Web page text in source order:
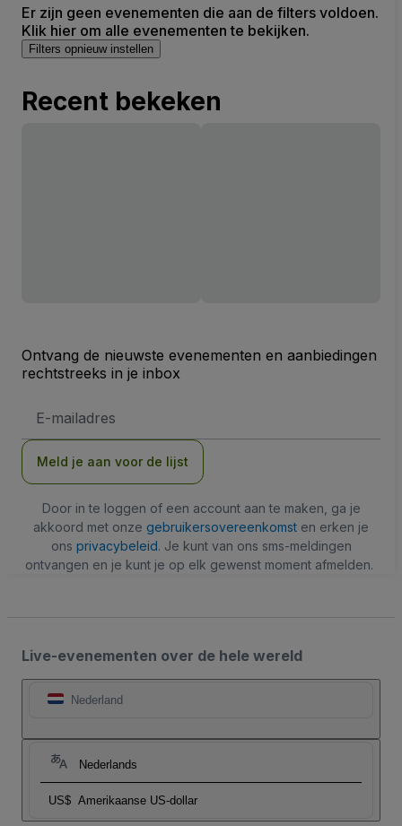
Er zijn geen evenementen die aan de filters voldoen.
Klik hier om alle evenementen te bekijken.
Filters opnieuw instellen
Recent bekeken
Ontvang de nieuwste evenementen en aanbiedingen
rechtstreeks in je inbox
mailadres
Meld je aan voor de lijst
Door in te loggen of een account aan te maken, ga je
akkoord met onze gebruikersovereenkomst en erken je
ons privacybeleid. Je kunt van ons sms-meldingen
ontvangen en je kunt je op elk gewenst moment afmelden.
Live-evenementen over de hele wereld
Nederland
Nederlands
US$ Amerikaanse US-dollar